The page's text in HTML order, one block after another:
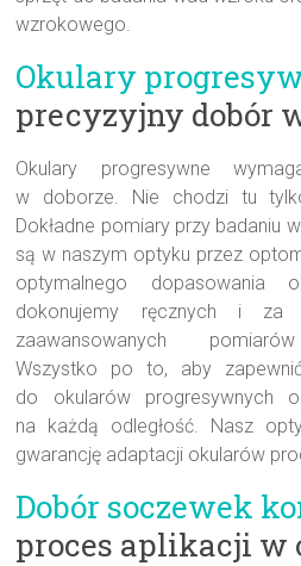
wzrokowego.
Okulary
precyzyjny dobór
Okulary progresywne
w doborze. Nie chodzi tu
Dokładne pomiary przy badaniu
są w naszym optyku przez
optymalnego dopasowania
dokonujemy ręcznych i za
zaawansowanych
Wszystko po to, aby
do okularów progresywnych
na każdą odległość. Nasz
gwarancję adaptacji okularów
Dobór soczewek
proces aplikacji w